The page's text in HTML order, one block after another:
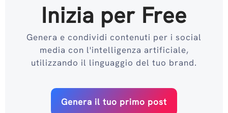
Inizia per Free
Genera e condividi contenuti per i social
media con l'intelligenza artificiale,
utilizzando il linguaggio del tuo brand.
Genera il tuo primo post